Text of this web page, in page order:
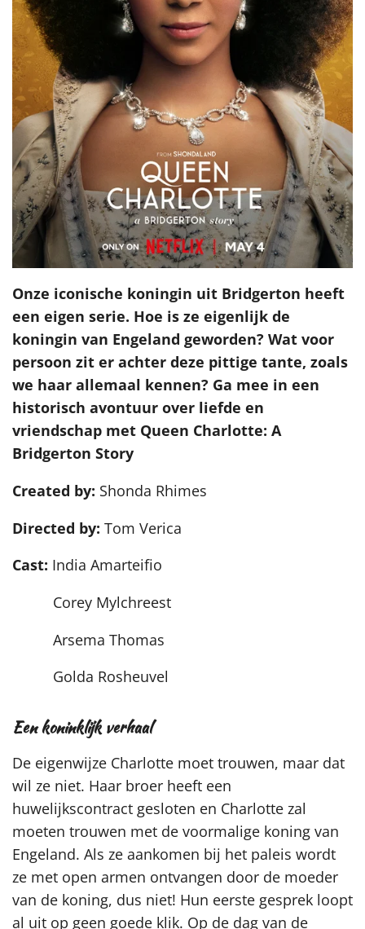
Onze iconische koningin uit Bridgerton heeft
een eigen serie. Hoe is ze eigenlijk de
koningin van Engeland geworden? Wat voor
persoon zit er achter deze pittige tante, zoals
we haar allemaal kennen? Ga mee in een
historisch avontuur over liefde en
vriendschap met Queen Charlotte: A
Bridgerton Story
Created by: Shonda Rhimes
Directed by: Tom Verica
Cast: India Amarteifio
Corey Mylchreest
Arsema Thomas
Golda Rosheuvel
Een koninklijk verhaal
De eigenwijze Charlotte moet trouwen, maar dat
wil ze niet. Haar broer heeft een
huwelijkscontract gesloten en Charlotte zal
moeten trouwen met de voormalige koning van
Engeland. Als ze aankomen bij het paleis wordt
ze met open armen ontvangen door de moeder
van de koning, dus niet! Hun eerste gesprek loopt
al uit op geen goede klik. Op de dag van de